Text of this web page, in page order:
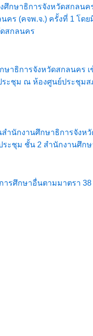
ศึกษาธิการจังหวัดสกลน
ร (คจพ.จ.) ครั้งที่ 1 โดย
สกลนคร
าธิการจังหวัดสกลนคร
ระชุม ณ ห้องศูนย์ประชุม
ำนักงานศึกษาธิการจังห
ระชุม ชั้น 2 สำนักงานศึก
รศึกษาอื่นตามมาตรา